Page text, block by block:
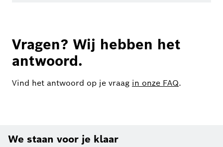
Vragen? Wij hebben het
antwoord.
Vind het antwoord op je vraag in onze FAQ.
We staan voor je klaar